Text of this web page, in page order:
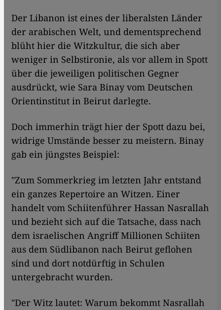
Der Libanon ist eines der liberalsten Länder
der arabischen Welt, und dementsprechend
blüht hier die Witzkultur, die sich aber
weniger in Selbstironie, als vor allem in Spott
über die jeweiligen politischen Gegner
ausdrückt, wie Sara Binay vom Deutschen
Orientinstitut in Beirut darlegte.
Doch immerhin trägt hier der Spott dazu bei,
widrige Umstände besser zu meistern. Binay
gab ein jüngstes Beispiel:
"Zum Sommerkrieg im letzten Jahr entstand
ein ganzes Repertoire an Witzen. Einer
handelt vom Schiitenführer Hassan Nasrallah
und bezieht sich auf die Tatsache, dass nach
dem israelischen Angriff Millionen Schiiten
aus dem Südlibanon nach Beirut geflohen
sind und dort notdürftig in Schulen
untergebracht wurden.
"Der Witz lautet: Warum bekommt Nasrallah